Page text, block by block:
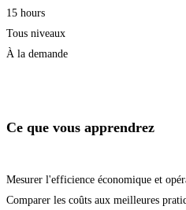
15 hours
Tous niveaux
À la demande
Ce que vous apprendrez
Mesurer l'efficience économique et
Comparer les coûts aux meilleures